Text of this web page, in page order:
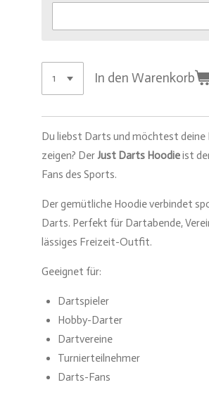
In den Warenkorb
Du liebst Darts und möchtest deine
zeigen? DerJust Darts Hoodieist
Fans des Sports.
Der gemütliche Hoodie verbindet
Darts. Perfekt für Dartabende,
lässiges Freizeit-Outfit.
Geeignet für:
Dartspieler
Hobby-Darter
Dartvereine
Turnierteilnehmer
Darts-Fans